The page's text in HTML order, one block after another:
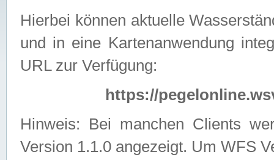
Hierbei können aktuelle
und in eine Kartenanwendung
URL zur Verfügung:
https://
Hinweis: Bei manchen Clients
Version 1.1.0 angezeigt. Um WFS